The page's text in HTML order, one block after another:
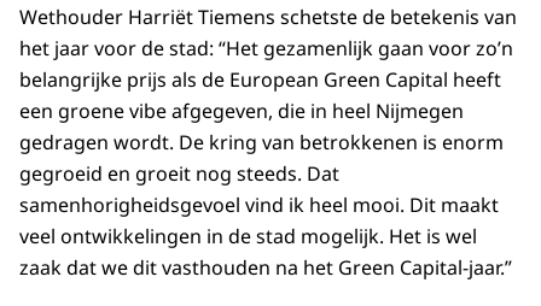
Wethouder Harriët Tiemens schetste de betekenis van
het jaar voor de stad: “Het gezamenlijk gaan voor zo’n
belangrijke prijs als de European Green Capital heeft
een groene vibe afgegeven, die in heel Nijmegen
gedragen wordt. De kring van betrokkenen is enorm
gegroeid en groeit nog steeds. Dat
samenhorigheidsgevoel vind ik heel mooi. Dit maakt
veel ontwikkelingen in de stad mogelijk. Het is wel
zaak dat we dit vasthouden na het Green Capital-jaar.”